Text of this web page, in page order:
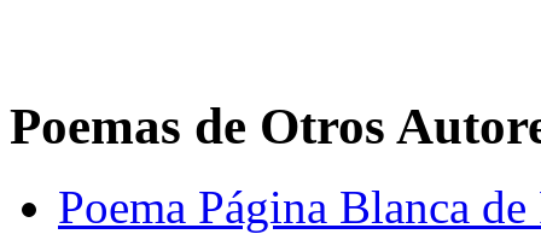
Poemas de Otros
Poema Página Blanca